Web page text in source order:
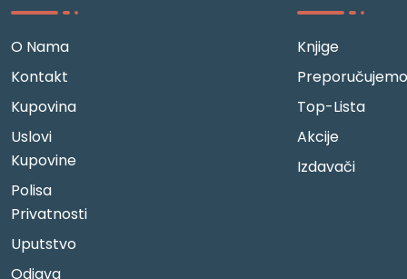
O Nama
Kontakt
Kupovina
Uslovi
Kupovine
Polisa
Privatnosti
Uputstvo
Odjava
Knjige
Preporučujemo
Top-Lista
Akcije
Izdavači